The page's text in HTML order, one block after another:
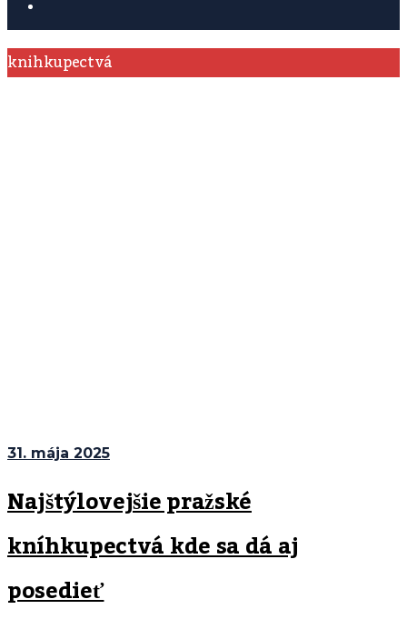
knihkupectvá
31. mája 2025
Najštýlovejšie pražské
kníhkupectvá kde sa dá aj
posedieť